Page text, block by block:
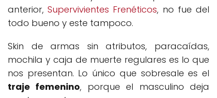
anterior,Supervivientes Frenéticos, no fue del
todo bueno y este tampoco.
Skin de armas sin atributos, paracaídas,
mochila y caja de muerte regulares es lo que
nos presentan. Lo único que sobresale es el
traje femenino, porque el masculino deja